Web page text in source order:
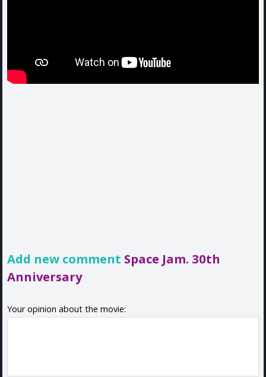
Add new comment Space Jam. 30th
Anniversary
Your opinion about the movie: